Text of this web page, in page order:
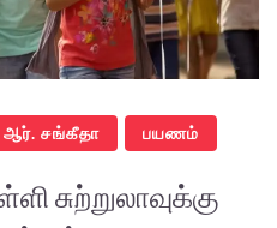
ஆர். சங்கீதா பயணம்
சுற்றுலாவுக்கு